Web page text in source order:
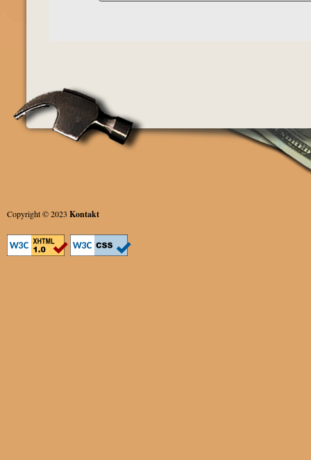
Copyright © 2023 Kontakt